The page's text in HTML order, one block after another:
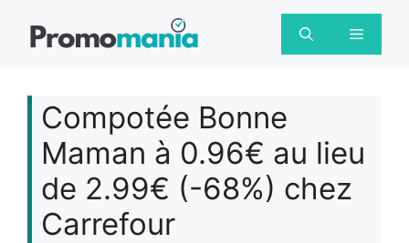
Menu
Compotée Bonne
Maman à 0.96€ au lieu
de 2.99€ (-68%) chez
Carrefour